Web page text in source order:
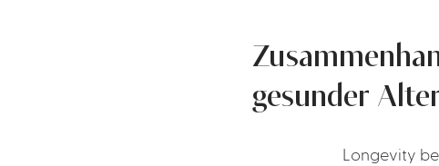
gesunder
Longevity